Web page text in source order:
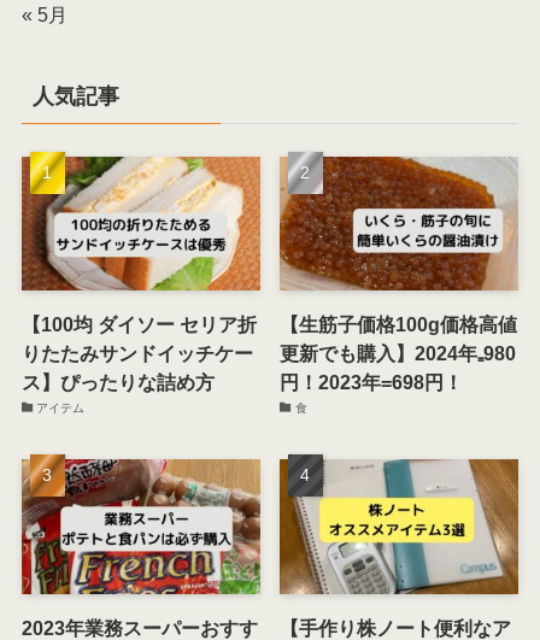
« 5月
人気記事
【100均 ダイソー セリア折
りたたみサンドイッチケー
ス】ぴったりな詰め方
アイテム
【生筋子価格100g価格高値
更新でも購入】2024年₌980
円！2023年=698円！
食
2023年業務スーパーおすす
【手作り株ノート便利なア